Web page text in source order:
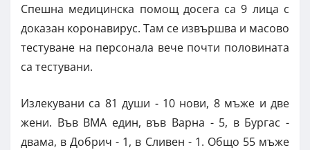
Спешна медицинска помощ досега са 9 лица с
доказан коронавирус. Там се извършва и масово
тестуване на персонала вече почти половината
са тестувани.
Излекувани са 81 души - 10 нови, 8 мъже и две
жени. Във ВМА един, във Варна - 5, в Бургас -
двама, в Добрич - 1, в Сливен - 1. Общо 55 мъже